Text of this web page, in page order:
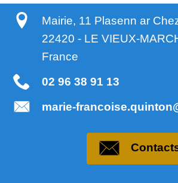
Mairie, 11 Plasenn ar
22420 - LE VIEUX-
France
02 96 38 91 13
marie-